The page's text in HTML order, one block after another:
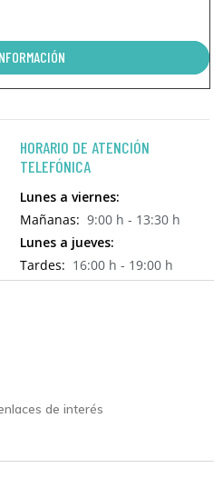
HORARIO DE ATENCIÓN
TELEFÓNICA
Lunes a viernes:
Mañanas: 9:00 h - 13:30 h
Lunes a jueves:
Tardes: 16:00 h - 19:00 h
de interés